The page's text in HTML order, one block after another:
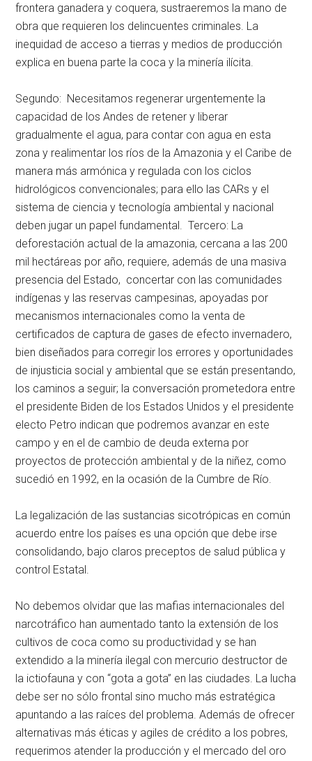
frontera ganadera y coquera, sustraeremos la mano de
obra que requieren los delincuentes criminales. La
inequidad de acceso a tierras y medios de producción
explica en buena parte la coca y la minería ilícita.
Segundo: Necesitamos regenerar urgentemente la
capacidad de los Andes de retener y liberar
gradualmente el agua, para contar con agua en esta
zona y realimentar los ríos de la Amazonia y el Caribe de
manera más armónica y regulada con los ciclos
hidrológicos convencionales; para ello las CARs y el
sistema de ciencia y tecnología ambiental y nacional
deben jugar un papel fundamental. Tercero: La
deforestación actual de la amazonia, cercana a las 200
mil hectáreas por año, requiere, además de una masiva
presencia del Estado, concertar con las comunidades
indígenas y las reservas campesinas, apoyadas por
mecanismos internacionales como la venta de
certificados de captura de gases de efecto invernadero,
bien diseñados para corregir los errores y oportunidades
de injusticia social y ambiental que se están presentando,
los caminos a seguir; la conversación prometedora entre
el presidente Biden de los Estados Unidos y el presidente
electo Petro indican que podremos avanzar en este
campo y en el de cambio de deuda externa por
proyectos de protección ambiental y de la niñez, como
sucedió en 1992, en la ocasión de la Cumbre de Río.
La legalización de las sustancias sicotrópicas en común
acuerdo entre los países es una opción que debe irse
consolidando, bajo claros preceptos de salud pública y
control Estatal.
No debemos olvidar que las mafias internacionales del
narcotráfico han aumentado tanto la extensión de los
cultivos de coca como su productividad y se han
extendido a la minería ilegal con mercurio destructor de
la ictiofauna y con “gota a gota” en las ciudades. La lucha
debe ser no sólo frontal sino mucho más estratégica
apuntando a las raíces del problema. Además de ofrecer
alternativas más éticas y agiles de crédito a los pobres,
requerimos atender la producción y el mercado del oro